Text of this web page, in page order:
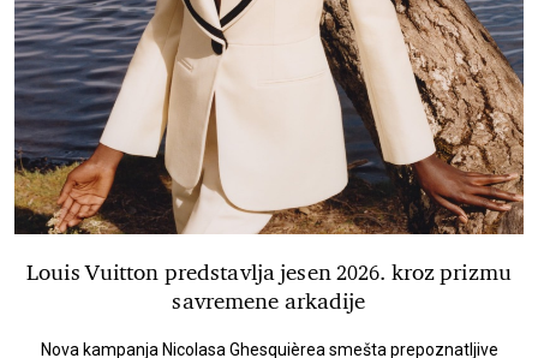
Louis Vuitton predstavlja jesen 2026. kroz prizmu
savremene arkadije
Nova kampanja Nicolasa Ghesquièrea smešta prepoznatljive